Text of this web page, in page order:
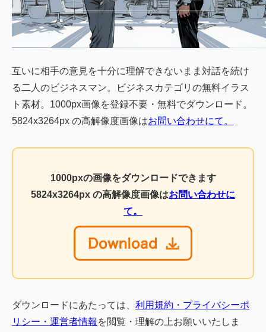
互いに相手の意見を十分に理解できないまま対話を続け
る二人のビジネスマン。ビジネスカテゴリの無料イラス
ト素材。1000px画像を登録不要・無料でダウンロード。
5824x3264px の高解像度画像はお問い合わせにて。
1000pxの画像をダウンロードできます
5824x3264px の高解像度画像はお問い合わせに
て。
ダウンロードにあたっては、 利用規約・プライバシーポ
リシー・運営者情報 を閲覧・理解の上お願いいたしま